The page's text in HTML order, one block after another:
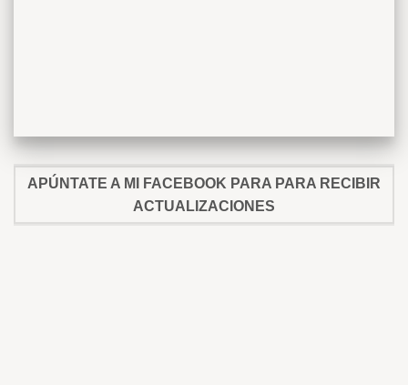
APÚNTATE A MI FACEBOOK PARA PARA RECIBIR
ACTUALIZACIONES